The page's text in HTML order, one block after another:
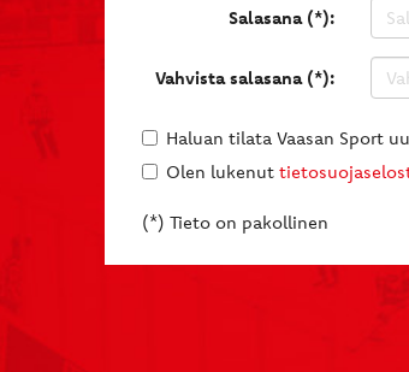
Salasana (*):
Vahvista salasana (*):
Haluan tilata Vaasan Sport
Olen lukenut
(*) Tieto on pakollinen